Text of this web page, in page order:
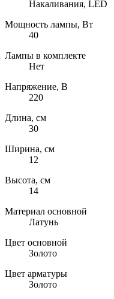
Накаливания, LED
Мощность лампы, Вт
40
Лампы в комплекте
Нет
Напряжение, В
220
Длина, см
30
Ширина, см
12
Высота, см
14
Материал основной
Латунь
Цвет основной
Золото
Цвет арматуры
Золото